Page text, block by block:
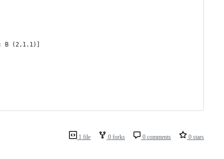
(2,1.1)]
1 file 0 forks 0 comments 0 stars